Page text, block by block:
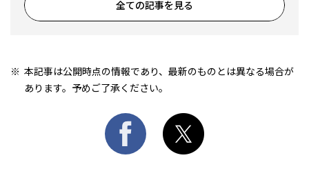
全ての記事を見る
本記事は公開時点の情報であり、最新のものとは異なる場合が
あります。予めご了承ください。